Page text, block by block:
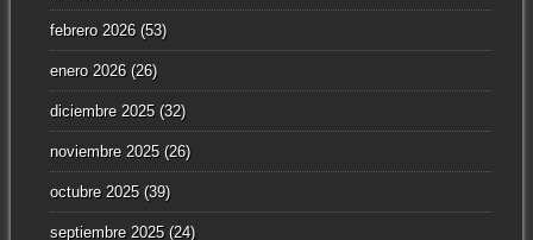
febrero 2026(53)
enero 2026(26)
diciembre 2025(32)
noviembre 2025(26)
octubre 2025(39)
septiembre 2025(24)